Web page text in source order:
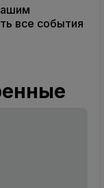
все события